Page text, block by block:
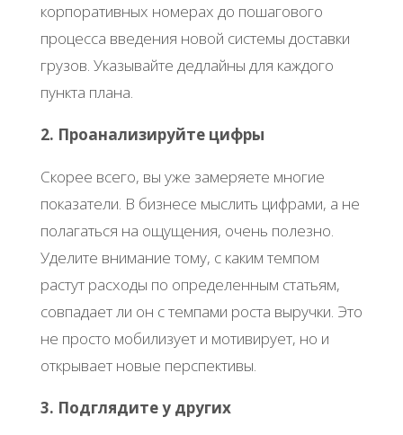
корпоративных номерах до пошагового
процесса введения новой системы доставки
грузов. Указывайте дедлайны для каждого
пункта плана.
2. Проанализируйте цифры
Скорее всего, вы уже замеряете многие
показатели. В бизнесе мыслить цифрами, а не
полагаться на ощущения, очень полезно.
Уделите внимание тому, с каким темпом
растут расходы по определенным статьям,
совпадает ли он с темпами роста выручки. Это
не просто мобилизует и мотивирует, но и
открывает новые перспективы.
3. Подглядите у других